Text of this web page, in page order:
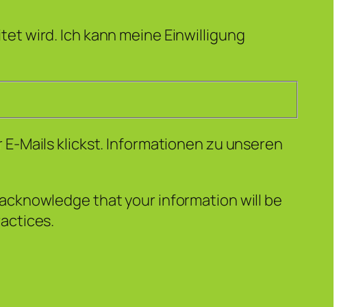
wird. Ich kann meine Einwilligung
Mails klickst. Informationen zu unseren
that your information will be